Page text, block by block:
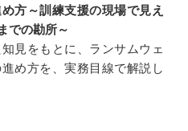
方～訓練支援の現場で見え
での勘所～
見をもとに、ランサムウェ
め方を、実務目線で解説し